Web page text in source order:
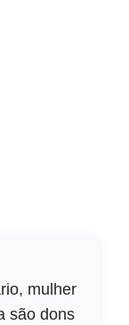
mulher
são dons